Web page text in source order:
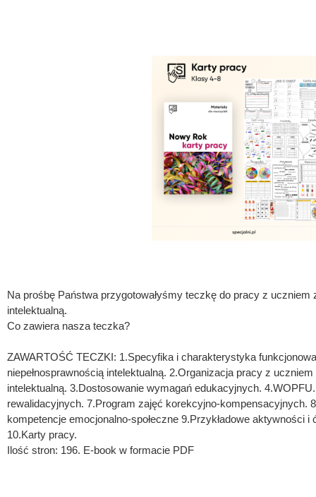
Na prośbę Państwa przygotowałyśmy teczkę do pracy z uczniem
intelektualną.
Co zawiera nasza teczka?
ZAWARTOŚĆ TECZKI: 1.Specyfika i charakterystyka
niepełnosprawnością intelektualną. 2.Organizacja pracy z
intelektualną. 3.Dostosowanie wymagań edukacyjnych.
rewalidacyjnych. 7.Program zajęć korekcyjno-kompensacyjnych.
kompetencje emocjonalno-społeczne 9.Przykładowe aktywności
10.Karty pracy.
Ilość stron: 196. E-book w formacie PDF